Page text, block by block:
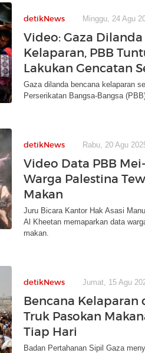
detikNews Minggu, 24 Agu
Video: Gaza
Kelaparan, PBB
Lakukan Gencatan
Gaza dilanda bencana kelaparan
Perserikatan Bangsa-Bangsa
detikNews Rabu, 20 Agu
Video Data PBB
Warga Palestina
Makan
Juru Bicara Kantor Hak Asasi
Al Kheetan memaparkan data
makan.
detikNews Jumat, 15 Agu
Bencana Kelaparan
Truk Pasokan
Tiap Hari
Badan Pertahanan Sipil Gaza